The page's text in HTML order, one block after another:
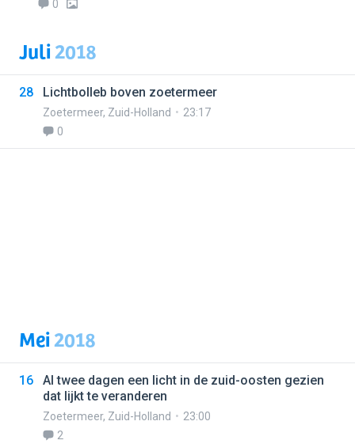
0
Juli2018
28 Lichtbolleb boven zoetermeer
Zoetermeer, Zuid-Holland
23:17
0
Mei2018
16
Al twee dagen een licht in de zuid-oosten gezien
dat lijkt te veranderen
Zoetermeer, Zuid-Holland
23:00
2